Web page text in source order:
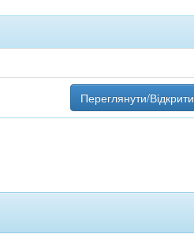
Переглянути/Відкрити